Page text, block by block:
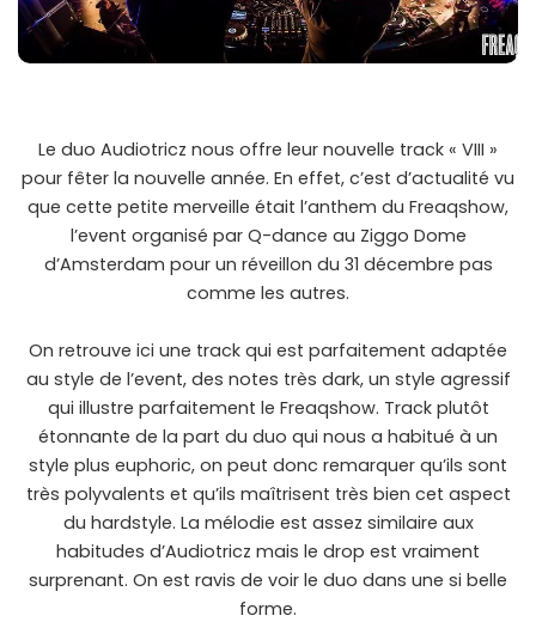
Le duo Audiotricz nous offre leur nouvelle track « VIII »
pour fêter la nouvelle année. En effet, c’est d’actualité vu
que cette petite merveille était l’anthem du Freaqshow,
l’event organisé par Q-dance au Ziggo Dome
d’Amsterdam pour un réveillon du 31 décembre pas
comme les autres.
On retrouve ici une track qui est parfaitement adaptée
au style de l’event, des notes très dark, un style agressif
qui illustre parfaitement le Freaqshow. Track plutôt
étonnante de la part du duo qui nous a habitué à un
style plus euphoric, on peut donc remarquer qu’ils sont
très polyvalents et qu’ils maîtrisent très bien cet aspect
du hardstyle. La mélodie est assez similaire aux
habitudes d’Audiotricz mais le drop est vraiment
surprenant. On est ravis de voir le duo dans une si belle
forme.